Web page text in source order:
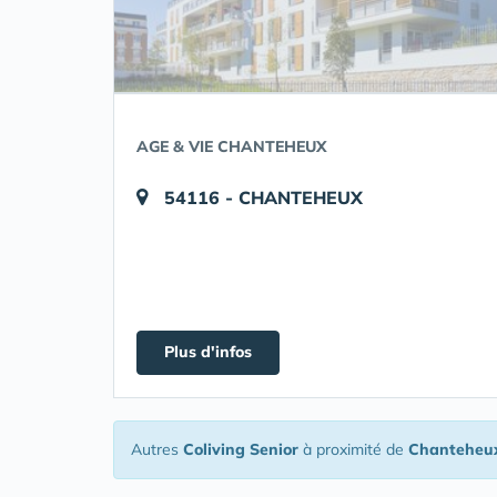
AGE & VIE CHANTEHEUX
54116 - CHANTEHEUX
Plus d'infos
Autres Coliving Senior à proximité de